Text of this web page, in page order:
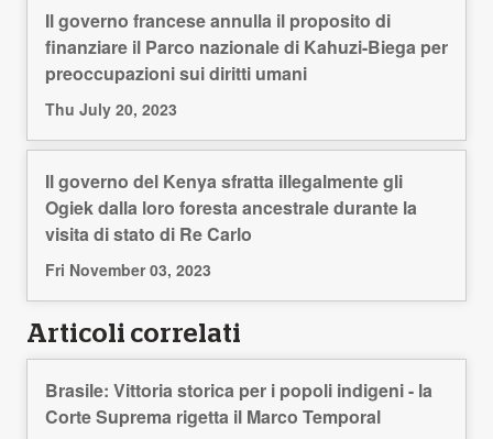
Il governo francese annulla il proposito di
finanziare il Parco nazionale di Kahuzi-Biega per
preoccupazioni sui diritti umani
Thu July 20, 2023
Il governo del Kenya sfratta illegalmente gli
Ogiek dalla loro foresta ancestrale durante la
visita di stato di Re Carlo
Fri November 03, 2023
Articoli correlati
Brasile: Vittoria storica per i popoli indigeni - la
Corte Suprema rigetta il Marco Temporal